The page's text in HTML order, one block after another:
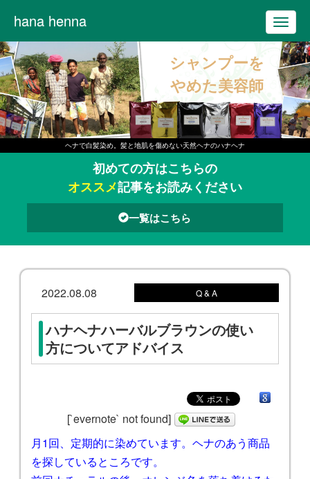
シャンプーを
やめた美容師
T
o
g
g
l
e
n
a
a
t
i
hana henna
ヘナで白髪染め。髪と地肌を傷めない天然ヘナのハナヘナ
初めての方はこちらの
オススメ記事をお読みください
一覧はこちら
2022.08.08 Q & A
ハナヘナハーバルブラウンの使い
方についてアドバイス
[`evernote` not found]
月1回、定期的に染めています。ヘナのあう商品
を探しているところです。